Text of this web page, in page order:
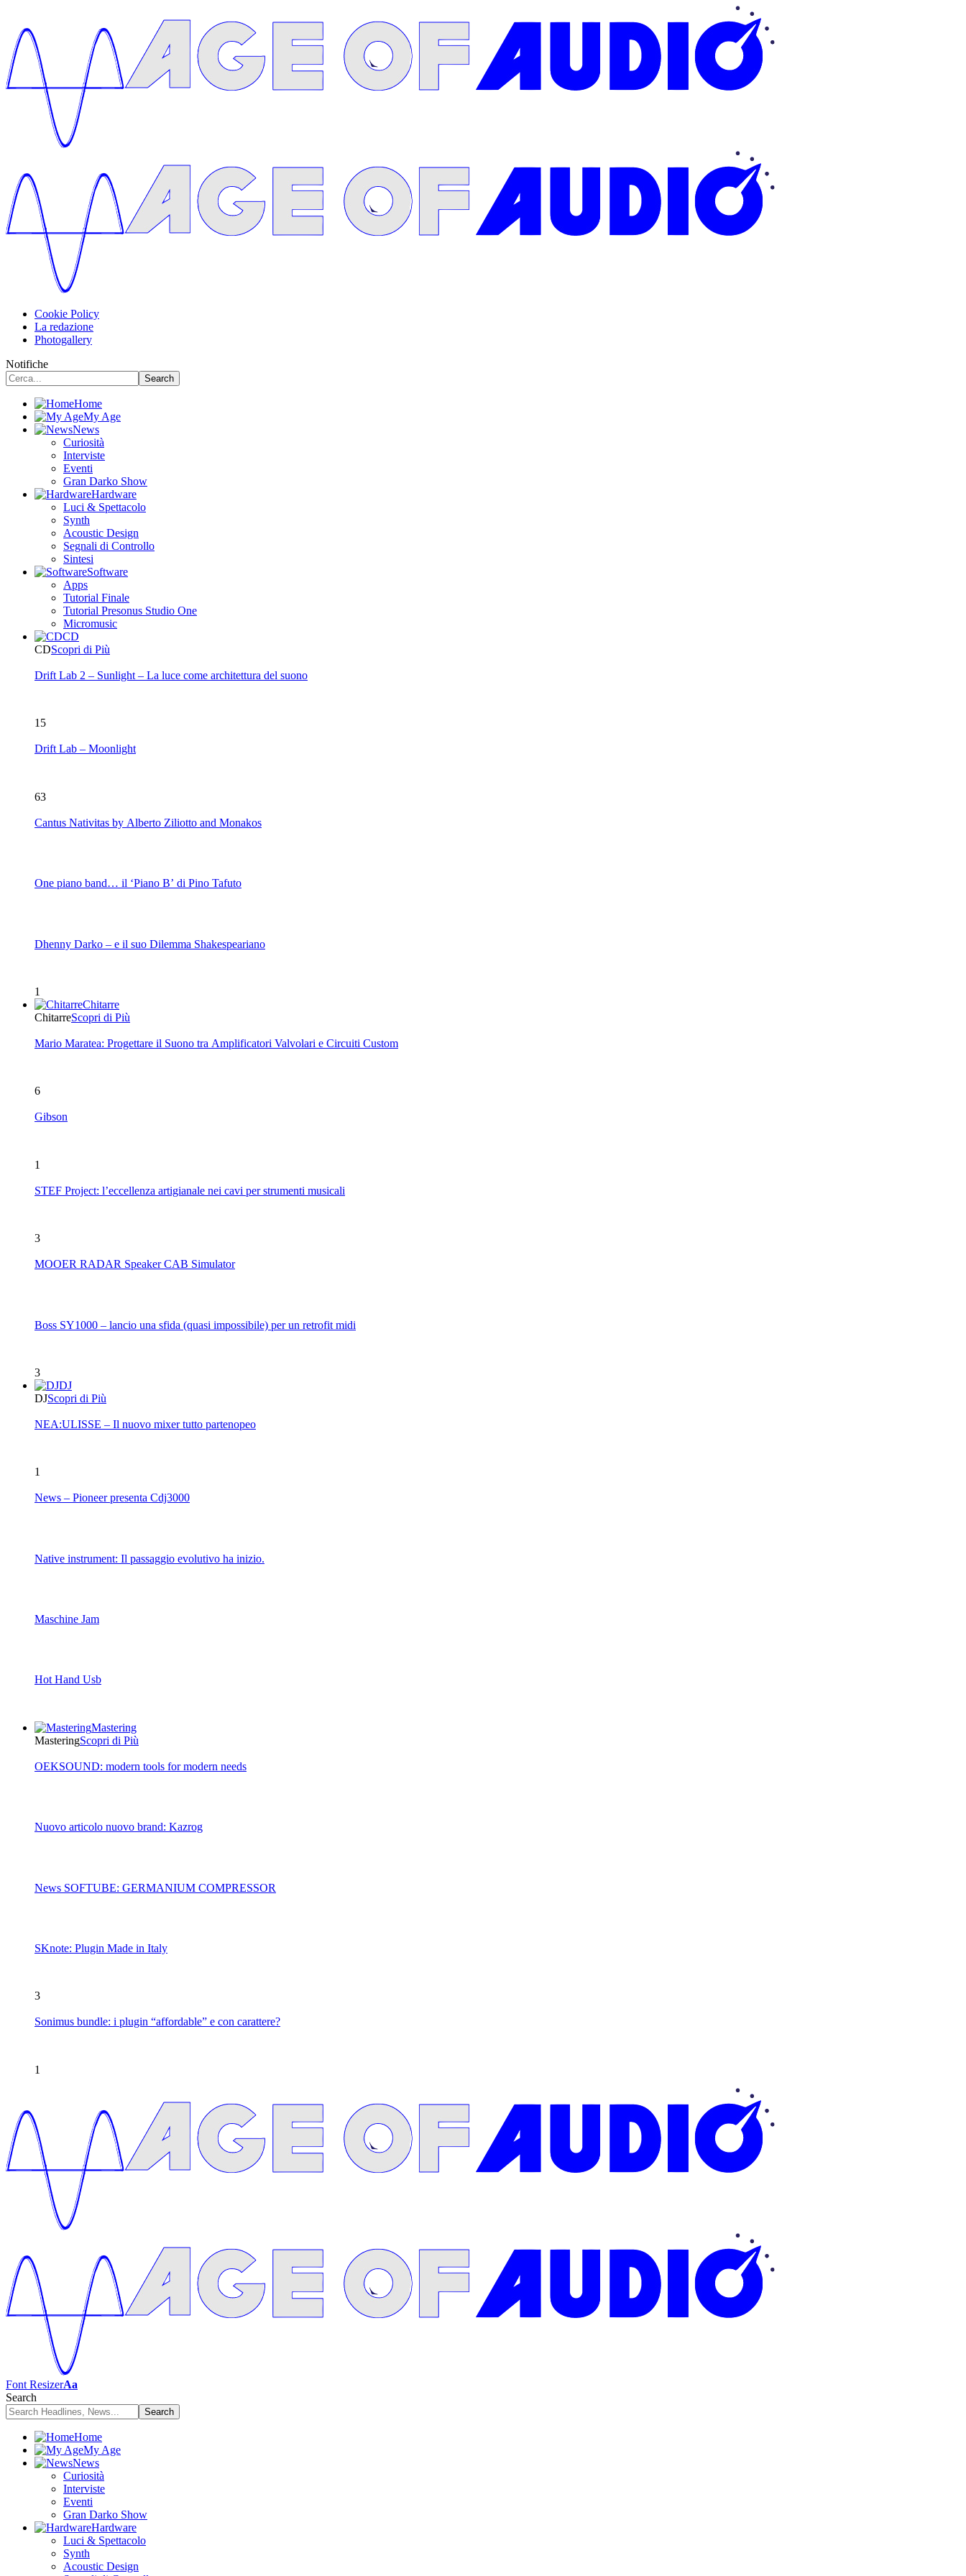
Cookie Policy
La redazione
Photogallery
Notifiche
Home
My Age
News
Curiosità
Interviste
Eventi
Gran Darko Show
Hardware
Luci & Spettacolo
Synth
Acoustic Design
Segnali di Controllo
Sintesi
Software
Apps
Tutorial Finale
Tutorial Presonus Studio One
Micromusic
CD
CDScopri di Più
Drift Lab 2 – Sunlight – La luce come architettura del suono
15
Drift Lab – Moonlight
63
Cantus Nativitas by Alberto Ziliotto and Monakos
One piano band… il ‘Piano B’ di Pino Tafuto
Dhenny Darko – e il suo Dilemma Shakespeariano
1
Chitarre
ChitarreScopri di Più
Mario Maratea: Progettare il Suono tra Amplificatori Valvolari e Circuiti Custom
6
Gibson
1
STEF Project: l’eccellenza artigianale nei cavi per strumenti musicali
3
MOOER RADAR Speaker CAB Simulator
Boss SY1000 – lancio una sfida (quasi impossibile) per un retrofit midi
3
DJ
DJScopri di Più
NEA:ULISSE – Il nuovo mixer tutto partenopeo
1
News – Pioneer presenta Cdj3000
Native instrument: Il passaggio evolutivo ha inizio.
Maschine Jam
Hot Hand Usb
Mastering
MasteringScopri di Più
OEKSOUND: modern tools for modern needs
Nuovo articolo nuovo brand: Kazrog
News SOFTUBE: GERMANIUM COMPRESSOR
SKnote: Plugin Made in Italy
3
Sonimus bundle: i plugin “affordable” e con carattere?
1
Font ResizerAa
Search
Home
My Age
News
Curiosità
Interviste
Eventi
Gran Darko Show
Hardware
Luci & Spettacolo
Synth
Acoustic Design